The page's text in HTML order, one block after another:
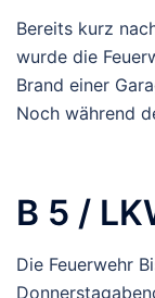
Bereits kurz
wurde die
Brand einer
Noch während
B 5 /
Die Feuerwehr